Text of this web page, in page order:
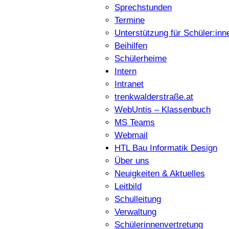
Sprechstunden
Termine
Unterstützung für
Beihilfen
Schülerheime
Intern
Intranet
trenkwalderstraße.at
WebUntis – Klassenbuch
MS Teams
Webmail
HTL Bau Informatik Design
Über uns
Neuigkeiten & Aktuelles
Leitbild
Schulleitung
Verwaltung
Schülerinnenvertretung